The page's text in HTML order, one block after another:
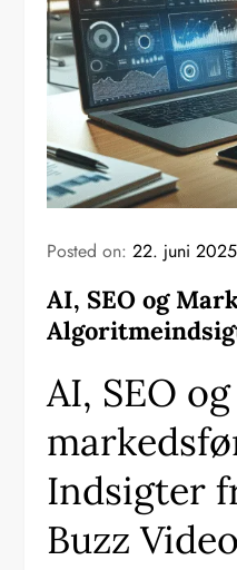
Posted on:22. juni 2025
AI, SEO og
AI, SEO
Indsigter
Buzz